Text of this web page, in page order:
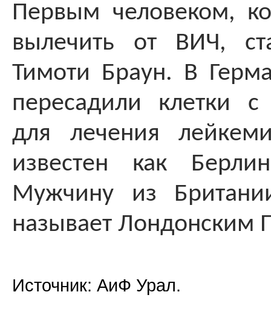
Первым человеком,
вылечить от ВИЧ,
Тимоти Браун. В
пересадили клетки с
для лечения
известен как
Мужчину из
называет Лондонским
Источник: АиФ Урал.